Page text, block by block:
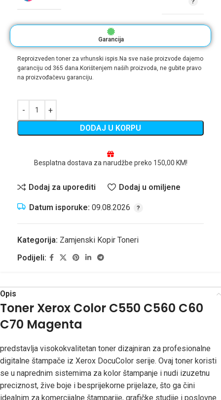
Garancija
Reproizveden toner za vrhunski ispis.Na sve naše proizvode dajemo
garanciju od 365 dana.Korištenjem naših proizvoda, ne gubite pravo
na proizvođačevu garanciju.
DODAJ U KORPU
Besplatna dostava za narudžbe preko 150,00 KM!
Dodaj za uporediti Dodaj u omiljene
Datum isporuke: 09.08.2026
Kategorija: Zamjenski Kopir Toneri
Podijeli:
Opis
Toner Xerox Color C550 C560 C60
C70 Magenta
predstavlja visokokvalitetan toner dizajniran za profesionalne
digitalne štampače iz Xerox DocuColor serije. Ovaj toner koristi
se u naprednim sistemima za kolor štampanje i nudi izuzetnu
preciznost, žive boje i besprijekorne prijelaze, što ga čini
idealnim za komercijalne štamparije, grafičke studije i poslovne